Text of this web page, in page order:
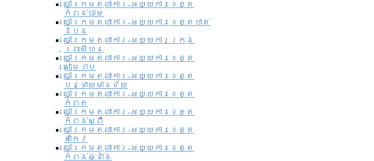
ចៅក្រមតុលាការ-អយ្យការខេត្ត
កំពង់ចាម
ចៅក្រមតុលាការ-អយ្យការខេត្តបាត់
ដំបង
ចៅក្រមតុលាការ-អយ្យការ​ក្រុង
ព្រះសីហនុ
ចៅក្រមតុលាការ-អយ្យការខេត្ត
សៀមរាប
ចៅក្រមតុលាការ-អយ្យការខេត្ត
បន្ទាយមានជ័យ
ចៅក្រមតុលាការ-អយ្យការខេត្ត
កំពត
ចៅក្រមតុលាការ-អយ្យការខេត្ត
កំពង់ស្ពឺ
ចៅក្រមតុលាការ-អយ្យការខេត្ត
តាកែវ
ចៅក្រមតុលាការ-អយ្យការខេត្ត
កំពង់ឆ្នាំង